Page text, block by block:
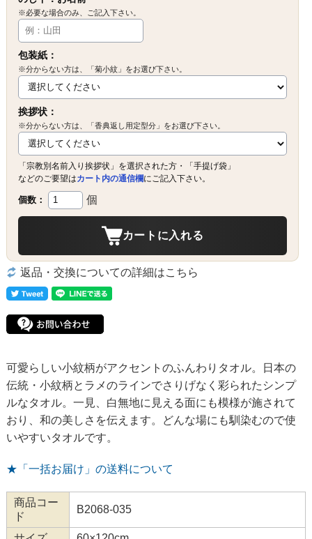
※必要な場合のみ、ご記入下さい。
包装紙：
※分からない方は、「菊小紋」をお選び下さい。
挨拶状：
※分からない方は、「香典返し用定型分」をお選び下さい。
「宗教別名前入り挨拶状」を選択された方・「手提げ袋」
などのご要望はカート内の通信欄にご記入下さい。
個数： 個
カートに入れる
返品・交換についての詳細はこちら
可愛らしい小紋柄がアクセントのふんわりタオル。日本の
伝統・小紋柄とラメのラインでさりげなく彩られたシンプ
ルなタオル。一見、白無地に見える面にも模様が施されて
おり、和の美しさを伝えます。どんな場にも馴染むので使
いやすいタオルです。
★「一括お届け」の送料について
商品コー
ド
B2068-035